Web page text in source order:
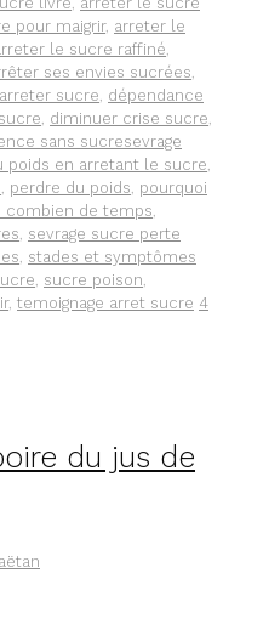
pour maigrir, arreter le
le sucre raffiné
ses envies sucrées
sucre dépendance
diminuer crise sucre
sans sucresevrage
poids en arretant le sucre
perdre du poids pourquoi
combien de temps
sevrage sucre perte
stades et symptômes
sucre poison
, temoignage arret sucre 4
du jus de